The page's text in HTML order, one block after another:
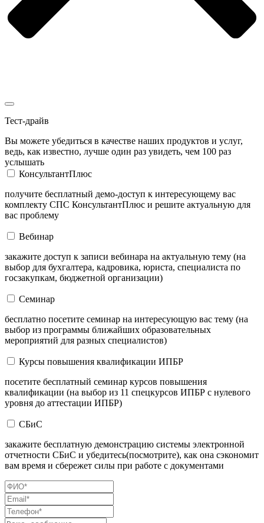
Тест-драйв
Вы можете убедиться в качестве наших продуктов и услуг,
ведь, как известно, лучше один раз увидеть, чем 100 раз
услышать
КонсультантПлюс
получите бесплатный демо-доступ к интересующему вас
комплекту СПС КонсультантПлюс и решите актуальную для
вас проблему
Вебинар
закажите доступ к записи вебинара на актуальную тему (на
выбор для бухгалтера, кадровика, юриста, специалиста по
госзакупкам, бюджетной организации)
Семинар
бесплатно посетите семинар на интересующую вас тему (на
выбор из программы ближайших образовательных
мероприятий для разных специалистов)
Курсы повышения квалификации ИПБР
посетите бесплатный семинар курсов повышения
квалификации (на выбор из 11 спецкурсов ИПБР с нулевого
уровня до аттестации ИПБР)
СБиС
закажите бесплатную демонстрацию системы электронной
отчетности СБиС и убедитесь(посмотрите), как она сэкономит
вам время и сбережет силы при работе с документами